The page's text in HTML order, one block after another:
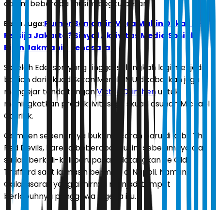
dalam beberapa musim begitu besar.
Baca Juga:Rumor Benjamin Mora Makin Dekat ke
Persija Jakarta? Sinyal Aktivitas Media Sosial
Bikin Jakmania Penasaran
Setelah Ederson yang tinggal selangkah lagi menjadi
bagian dari skuad Setan Merah, MU dikabarkan juga
mengejar tanda tanganVictor Osimhenuntuk
meningkatkan produktivitas gol skuad asuhan Michael
Carrick.
Osimhen sebenarnya bukan incaran baru di kubu The
Red Devils, karena beberapa musim sebelumnya dia
sudah berkali-kali berupaya didatangkan ke Old
Trafford saat ia masih bermain di Napoli. Namun,
Galatasaray yang akhirnya menjadi tempat
berlabuhnya penggawa Nigeria itu.